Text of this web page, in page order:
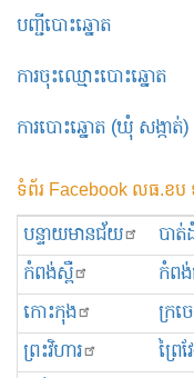
បញ្ជីបោះឆ្នោត
ការចុះឈ្មោះបោះឆ្នោត
ការបោះឆ្នោត (ឃុំ សង្កាត់)
ទំព័រ Facebook លធ.ខប
បន្ទាយមានជ័យ បា
កំពង់ស្ពឺ
កំព
កោះកុង
ក្រច
ព្រះ​វិហារ
ព្រៃវ